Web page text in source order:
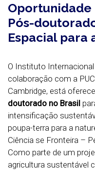
Oportunidade
Pós-
Espacial para
O Instituto
colaboração com a
Cambridge, está
doutorado no Brasil
intensificação
poupa-terra para a
Ciência se Fronteira –
Como parte de um
agricultura sustentável